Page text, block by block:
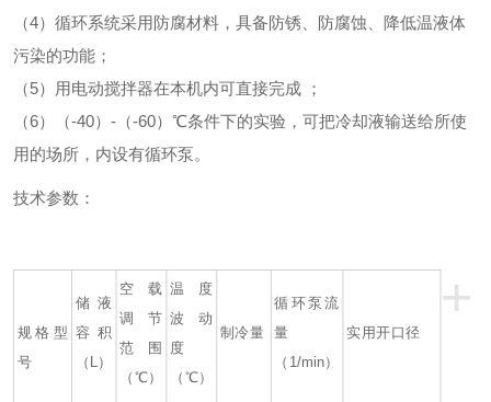
（4）循环系统采用防腐材料，具备防锈、防腐蚀、降低温液体
污染的功能；
（5）用电动搅拌器在本机内可直接完成 ；
（6）（-40）-（-60）℃条件下的实验，可把冷却液输送给所使
用的场所，内设有循环泵。
技术参数：
+
规格型
号
储液
容积
（L）
空载
调节
范围
（℃）
温度
波动
度
（℃）
制冷量
循环泵流
量
（1/min）
实用开口径